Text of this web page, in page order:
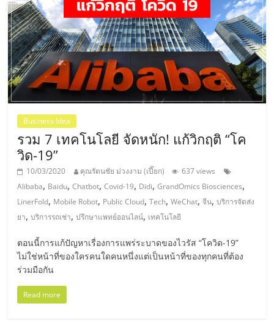
ปรึกษา
แฟ
รน
ไชส์,
รวม
แฟ
รน
ไชส์
ขาย
Business Idea
รวม 7 เทคโนโลยี จัดหนัก! แก้วิกฤติ “โค
วิด-19”
10/03/2020 คุณรัตนชัย ม่วงงาม (เปี๊ยก)
637 views
Alibaba, Baidu,Chatbot,Covid-19, Didi,GrandOmics Biosciences,
LinerFold, Mobile Robot, Public Cloud,Tech,WeChat,จีน,บริการจัดส่ง
ยา,บริการรถเช่า,ปรึกษาแพทย์ออนไลน์, เทคโนโลยี
ตอนนี้การแก้ปัญหาเรื่องการแพร่ระบาดของไวรัส “โควิด-19”
ไม่ใช่หน้าที่ของใครคนใดคนหนึ่งแต่เป็นหน้าที่ของทุกคนที่ต้อง
ร่วมมือกัน
Read more